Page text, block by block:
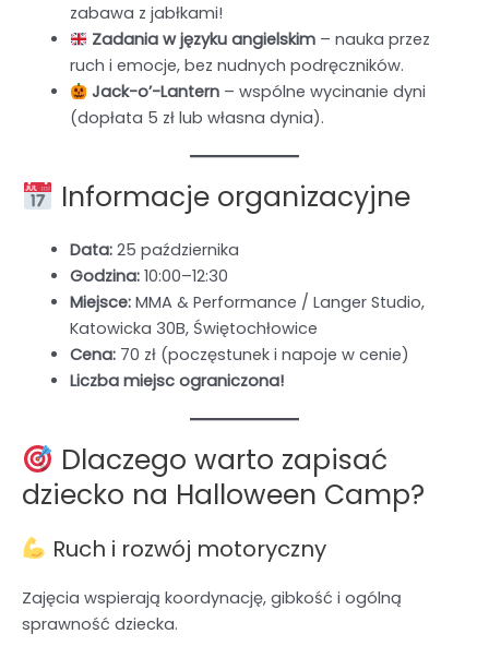
zabawa z jabłkami!
Zadania w języku angielskim – nauka przez
ruch i emocje, bez nudnych podręczników.
Jack-o’-Lantern – wspólne wycinanie dyni
(dopłata 5 zł lub własna dynia).
Informacje organizacyjne
Data:25 października
Godzina:10:00–12:30
Miejsce:MMA & Performance / Langer Studio,
Katowicka 30B, Świętochłowice
Cena:70 zł (poczęstunek i napoje w cenie)
Liczba miejsc ograniczona!
Dlaczego warto zapisać
dziecko na Halloween Camp?
Ruch i rozwój motoryczny
Zajęcia wspierają koordynację, gibkość i ogólną
sprawność dziecka.